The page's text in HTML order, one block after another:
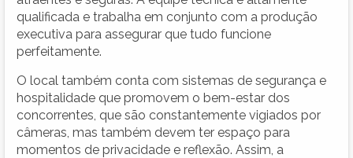
qualificada e trabalha em conjunto com a produção
executiva para assegurar que tudo funcione
perfeitamente.
O local também conta com sistemas de segurança e
hospitalidade que promovem o bem-estar dos
concorrentes, que são constantemente vigiados por
câmeras, mas também devem ter espaço para
momentos de privacidade e reflexão. Assim, a